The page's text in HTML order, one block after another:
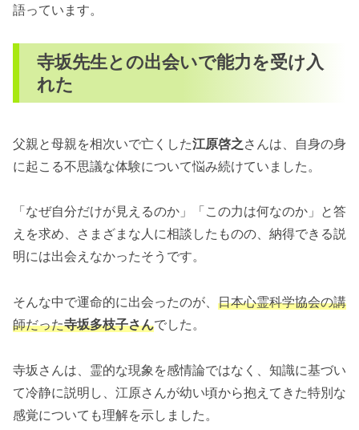
語っています。
寺坂先生との出会いで能力を受け入
れた
父親と母親を相次いで亡くした江原啓之さんは、自身の身
に起こる不思議な体験について悩み続けていました。
「なぜ自分だけが見えるのか」「この力は何なのか」と答
えを求め、さまざまな人に相談したものの、納得できる説
明には出会えなかったそうです。
そんな中で運命的に出会ったのが、 日本心霊科学協会の講
師だった寺坂多枝子さんでした。
寺坂さんは、霊的な現象を感情論ではなく、知識に基づい
て冷静に説明し、江原さんが幼い頃から抱えてきた特別な
感覚についても理解を示しました。